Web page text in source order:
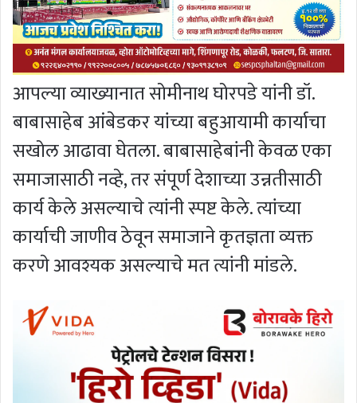
आपल्या व्याख्यानात सोमीनाथ घोरपडे यांनी डॉ.
बाबासाहेब आंबेडकर यांच्या बहुआयामी कार्याचा
सखोल आढावा घेतला. बाबासाहेबांनी केवळ एका
समाजासाठी नव्हे, तर संपूर्ण देशाच्या उन्नतीसाठी
कार्य केले असल्याचे त्यांनी स्पष्ट केले. त्यांच्या
कार्याची जाणीव ठेवून समाजाने कृतज्ञता व्यक्त
करणे आवश्यक असल्याचे मत त्यांनी मांडले.